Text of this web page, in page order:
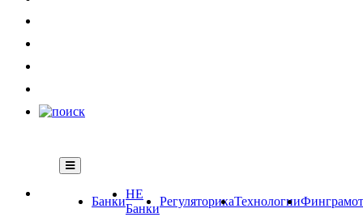
Банки
НЕ
Банки
РегуляторикаТехнологии